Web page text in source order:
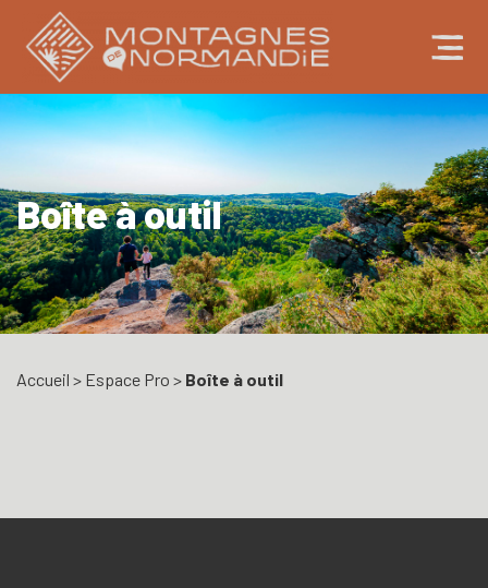
Boîte à outil
Accueil > Espace Pro > Boîte à outil